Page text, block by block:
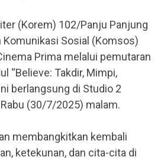
(Korem) 102/Panju Panjung
Komunikasi Sosial (Komsos)
Prima melalui pemutaran
“Believe: Takdir, Mimpi,
berlangsung di Studio 2
(30/7/2025) malam.
membangkitkan kembali
ketekunan, dan cita-cita di